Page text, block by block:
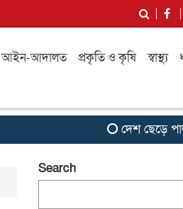
আইন-আদালত প্রকৃতি ও কৃষি স্বাস্থ্য
দেশ ছেড়ে
Search